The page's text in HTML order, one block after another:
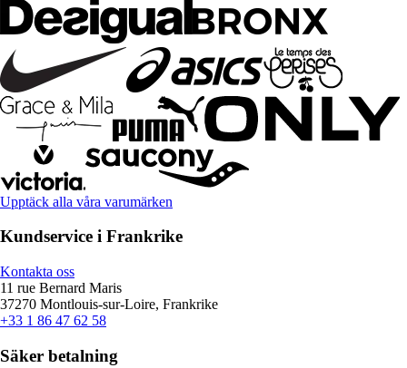
Upptäck alla våra varumärken
Kundservice i Frankrike
Kontakta oss
11 rue Bernard Maris
37270 Montlouis-sur-Loire, Frankrike
+33 1 86 47 62 58
Säker betalning